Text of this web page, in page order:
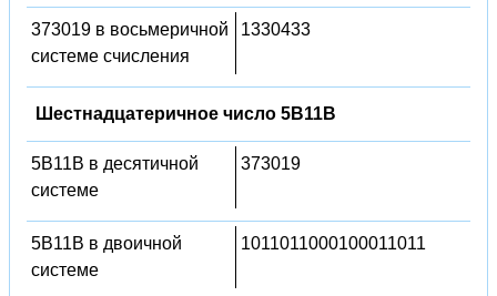
373019 в восьмеричной
системе счисления
1330433
Шестнадцатеричное число 5B11B
5B11B в десятичной
системе
373019
5B11B в двоичной
системе
1011011000100011011